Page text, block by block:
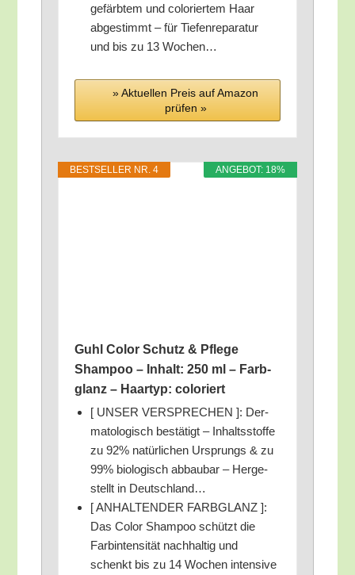
gefärb­tem und colo­rier­tem Haar
abge­stimmt – für Tie­fen­re­pa­ra­tur
und bis zu 13 Wochen…
» Aktu­el­len Preis auf Ama­zon
prü­fen »
ANGE­BOT: 18%
BEST­SEL­LER NR. 4
Guhl Color Schutz & Pfle­ge
Sham­poo – Inhalt: 250 ml – Farb­
glanz – Haar­typ: coloriert
[ UNSER VERSPRECHEN ]: Der­
ma­to­lo­gisch bestä­tigt – Inhalts­stof­fe
zu 92% natür­li­chen Ursprungs & zu
99% bio­lo­gisch abbau­bar – Her­ge­
stellt in Deutschland…
[ ANHALTENDER FARBGLANZ ]:
Das Color Sham­poo schützt die
Farb­in­ten­si­tät nach­hal­tig und
schenkt bis zu 14 Wochen inten­si­ve